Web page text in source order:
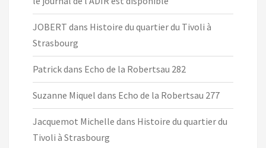
JOBERT dans Histoire du quartier du Tivoli à
Strasbourg
Patrickdans Echo de la Robertsau 282
Suzanne Miquel dans Echo de la Robertsau 277
Jacquemot Michelle dans Histoire du quartier du
Tivoli à Strasbourg